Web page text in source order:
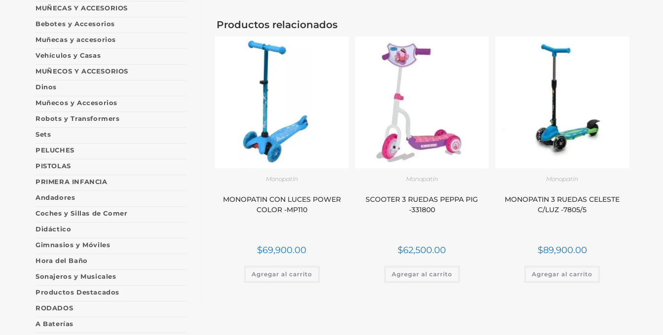
Productos relacionados
Monopatín
MONOPATIN CON LUCES POWER
COLOR -MP110
$69,900.00
Agregar al carrito
Monopatín
SCOOTER 3 RUEDAS PEPPA PIG
-331800
$62,500.00
Agregar al carrito
Monopatín
MONOPATIN 3 RUEDAS CELESTE
C/LUZ -7805/5
$89,900.00
Agregar al carrito
MUÑECAS Y ACCESORIOS
Bebotes y Accesorios
Muñecas y accesorios
Vehículos y Casas
MUÑECOS Y ACCESORIOS
Dinos
Muñecos y Accesorios
Robots y Transformers
Sets
PELUCHES
PISTOLAS
PRIMERA INFANCIA
Andadores
Coches y Sillas de Comer
Didáctico
Gimnasios y Móviles
Hora del Baño
Sonajeros y Musicales
Productos Destacados
RODADOS
A Baterías